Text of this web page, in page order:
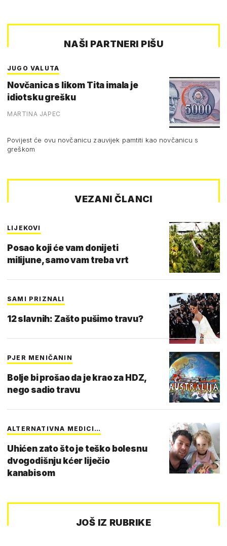
NAŠI PARTNERI PIŠU
JUGO VALUTA
Novčanica s likom Tita imala je
idiotsku grešku
MARTINA JAPEC
Povijest će ovu novčanicu zauvijek pamtiti kao novčanicu s
greškom
VEZANI ČLANCI
LIJEKOVI
Posao koji će vam donijeti
milijune, samo vam treba vrt
SAMI PRIZNALI
12 slavnih: Zašto pušimo travu?
PJER MENIČANIN
Bolje bi prošao da je krao za HDZ,
nego sadio travu
ALTERNATIVNA MEDICI…
Uhićen zato što je teško bolesnu
dvogodišnju kćer liječio
kanabisom
JOŠ IZ RUBRIKE